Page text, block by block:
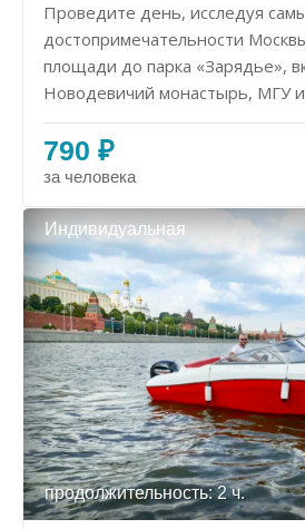
Проведите день, исследуя
достопримечательности
площади до парка «Зарядье»,
Новодевичий монастырь, МГУ
790 ₽
за человека
Индивидуальная
продолжительность: 2 ч.